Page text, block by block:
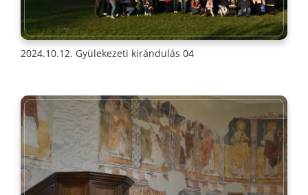
2024.10.12. Gyülekezeti kirándulás 04